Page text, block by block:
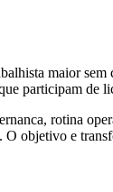
maior
participam de
rotina
objetivo e